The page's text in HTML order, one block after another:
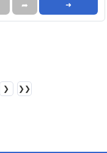
➦ ➜
❯ ❯❯